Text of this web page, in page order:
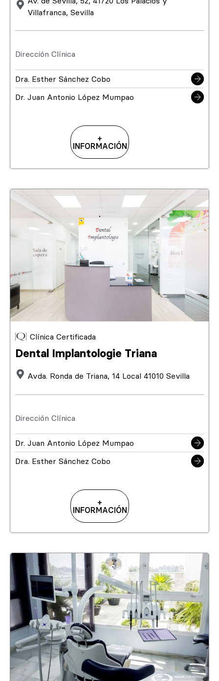
Villafranca, Sevilla
Dirección Clínica
Dra. Esther Sánchez Cobo
Dr. Juan Antonio López Mumpao
+
INFORMACIÓN
Clínica Certificada
Dental Implantologie Triana
Avda. Ronda de Triana, 14 Local 41010 Sevilla
Dirección Clínica
Dr. Juan Antonio López Mumpao
Dra. Esther Sánchez Cobo
+
INFORMACIÓN